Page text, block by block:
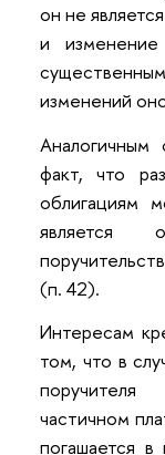
он не
и изменение
изменений
Аналогичным
факт, что
облигациям
является
(п. 42).
Интересам
том, что в
частичном
погашается